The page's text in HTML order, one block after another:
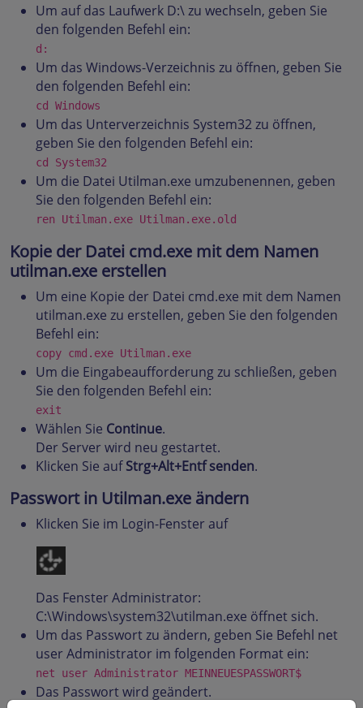
Um auf das Laufwerk D:\ zu wechseln, geben Sie
den folgenden Befehl ein:
d:
Um das Windows-Verzeichnis zu öffnen, geben Sie
den folgenden Befehl ein:
cd Windows
Um das Unterverzeichnis System32 zu öffnen,
geben Sie den folgenden Befehl ein:
cd System32
Um die Datei Utilman.exe umzubenennen, geben
Sie den folgenden Befehl ein:
ren Utilman.exe Utilman.exe.old
Kopie der Datei cmd.exe mit dem Namen
utilman.exe erstellen
Um eine Kopie der Datei cmd.exe mit dem Namen
utilman.exe zu erstellen, geben Sie den folgenden
Befehl ein:
copy cmd.exe Utilman.exe
Um die Eingabeaufforderung zu schließen, geben
Sie den folgenden Befehl ein:
exit
Wählen Sie Continue.
Der Server wird neu gestartet.
Klicken Sie aufStrg+Alt+Entf senden.
Passwort in Utilman.exe ändern
Klicken Sie im Login-Fenster auf
Das Fenster Administrator:
C:\Windows\system32\utilman.exe öffnet sich.
Um das Passwort zu ändern, geben Sie Befehl net
user Administrator im folgenden Format ein:
net user Administrator MEINNEUESPASSWORT$
Das Passwort wird geändert.